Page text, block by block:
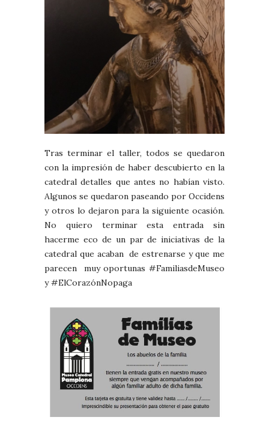
Tras terminar el taller, todos se quedaron
con la impresión de haber descubierto en la
catedral detalles que antes no habían visto.
Algunos se quedaron paseando por Occidens
y otros lo dejaron para la siguiente ocasión.
No quiero terminar esta entrada sin
hacerme eco de un par de iniciativas de la
catedral que acaban de estrenarse y que me
parecen muy oportunas #FamiliasdeMuseo
y #ElCorazónNopaga